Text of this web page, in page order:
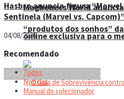
“produtos dos sonhos”
Magbonecs World
online exclusiva para o
Hasbro anuncia figura “Marvel
Sentinela (Marvel vs. Capcom)”
04/08/2026
Recomendado
Todos
Notícias
Manual do colecionador